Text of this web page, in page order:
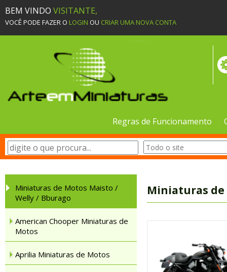
BEM VINDO VISITANTE,
VOCÊ PODE FAZER O LOGIN OU CRIAR UMA NOVA CONTA
Regras de Funcionamento
Miniaturas de Motos Maisto /
Welly / Bburago
American Chooper Miniaturas de
Motos
Aprilia Miniaturas de Motos
Miniaturas de